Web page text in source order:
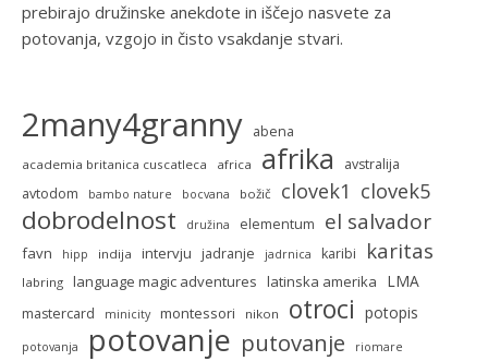
prebirajo družinske anekdote in iščejo nasvete za
potovanja, vzgojo in čisto vsakdanje stvari.
2many4granny abena
academia britanica cuscatleca africa afrika
avstralija
avtodom
bambo nature bocvana božič clovek1 clovek5
dobrodelnost družina elementum el salvador
favn hipp indija intervju jadranje jadrnica karibi karitas
labring language magic adventures latinska amerika LMA
mastercard minicity montessori nikon otroci potopis
potovanja potovanje putovanje riomare